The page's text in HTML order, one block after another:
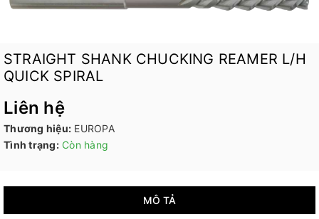
STRAIGHT SHANK CHUCKING REAMER L/H
QUICK SPIRAL
Liên hệ
Thương hiệu: EUROPA
Tình trạng: Còn hàng
MÔ TẢ